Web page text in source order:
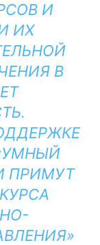
И
ИХ
В
ПРИМУТ